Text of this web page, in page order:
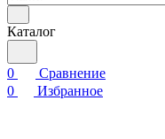
Каталог
0
Сравнение
0
Избранное